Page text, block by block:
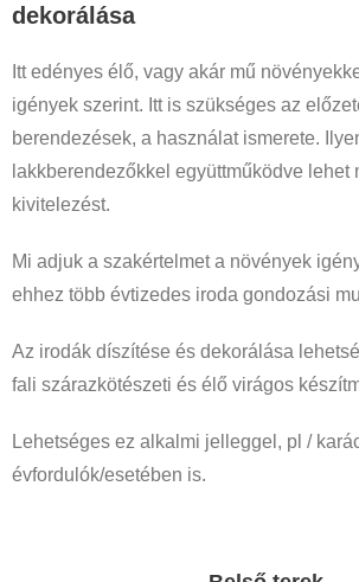
dekorálása
Itt edényes élő, vagy akár mű
igények szerint. Itt is szükséges az
berendezések, a használat ismerete.
lakkberendezőkkel együttműködve lehet
kivitelezést.
Mi adjuk a szakértelmet a növények
ehhez több évtizedes iroda gondozási
Az irodák díszítése és dekorálása
fali szárazkötészeti és élő virágos
Lehetséges ez alkalmi jelleggel, pl /
évfordulók/esetében is.